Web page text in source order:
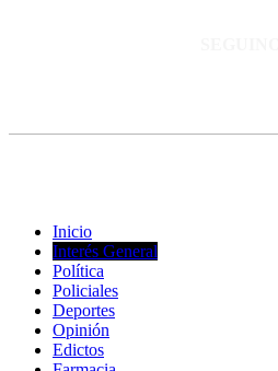
Inicio
Interés General
Política
Policiales
Deportes
Opinión
Edictos